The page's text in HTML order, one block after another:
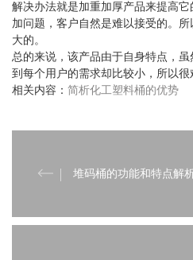
解决办法就是加重加厚产品来提高
加问题，客户自然是难以接受的。
大的。
总的来说，该产品由于自身特点，
到每个用户的需求却比较小，所以很
相关内容： 简析化工塑料桶的优势
堆码桶的功能和特点解